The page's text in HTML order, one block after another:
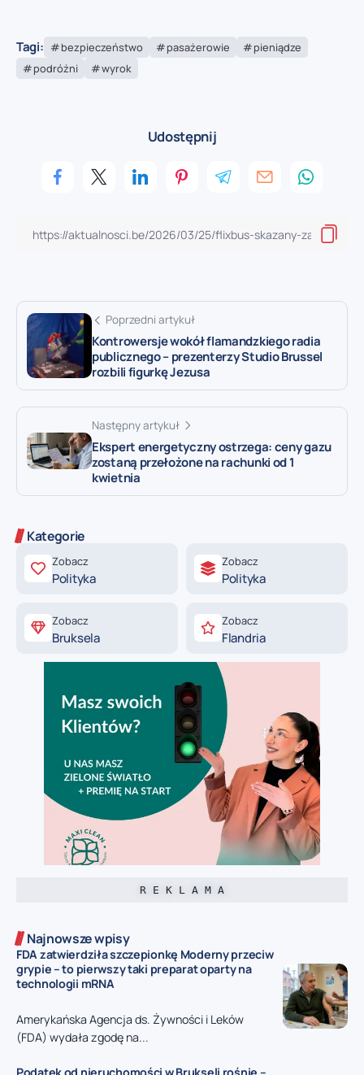
Tagi: bezpieczeństwo pasażerowie
pieniądze
podróżni
wyrok
Udostępnij
Poprzedni artykuł
Kontrowersje wokół flamandzkiego radia
publicznego – prezenterzy Studio Brussel
rozbili figurkę Jezusa
Następny artykuł
Ekspert energetyczny ostrzega: ceny gazu
zostaną przełożone na rachunki od 1
kwietnia
Kategorie
Zobacz
Polityka
Zobacz
Polityka
Zobacz
Bruksela
Zobacz
Flandria
R E K L A M A
Najnowsze wpisy
FDA zatwierdziła szczepionkę Moderny przeciw
grypie – to pierwszy taki preparat oparty na
technologii mRNA
Amerykańska Agencja ds. Żywności i Leków
(FDA) wydała zgodę na...